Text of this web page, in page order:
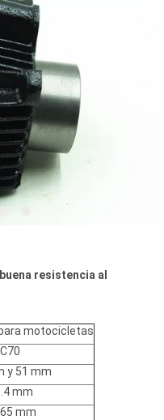
resistencia al
motocicletas
C70
y 51 mm
mm
mm